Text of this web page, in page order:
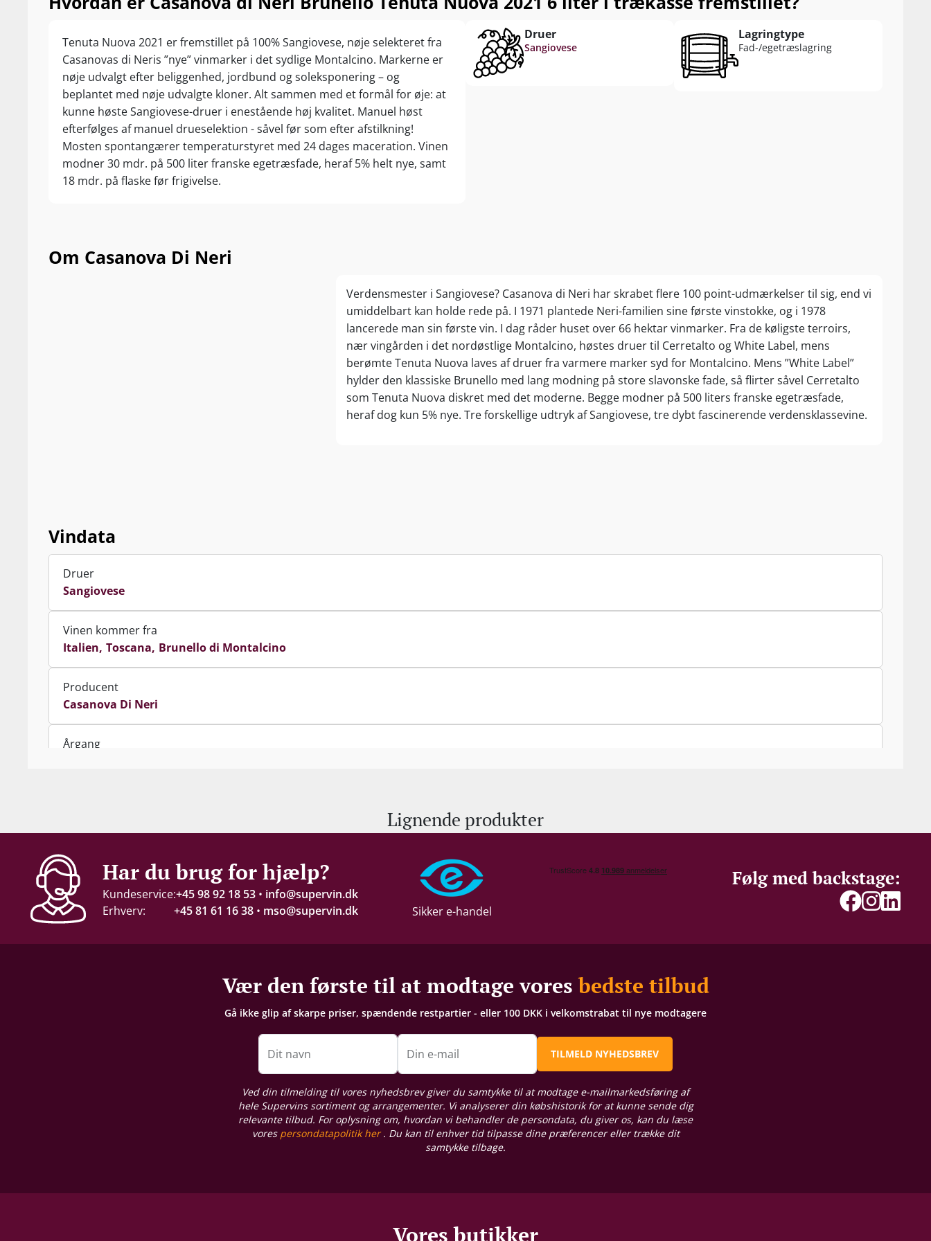
Tenuta Nuova 2021 er fremstillet på 100% Sangiovese, nøje selekteret fra
Casanovas di Neris ”nye” vinmarker i det sydlige Montalcino. Markerne er
nøje udvalgt efter beliggenhed, jordbund og soleksponering – og
beplantet med nøje udvalgte kloner. Alt sammen med et formål for øje: at
kunne høste Sangiovese-druer i enestående høj kvalitet. Manuel høst
efterfølges af manuel drueselektion - såvel før som efter afstilkning!
Mosten spontangærer temperaturstyret med 24 dages maceration. Vinen
modner 30 mdr. på 500 liter franske egetræsfade, heraf 5% helt nye, samt
18 mdr. på flaske før frigivelse.
Druer
Sangiovese
Lagringtype
Fad-/egetræslagring
Om Casanova Di Neri
Verdensmester i Sangiovese? Casanova di Neri har skrabet flere 100 point-udmærkelser til sig, end vi
umiddelbart kan holde rede på. I 1971 plantede Neri-familien sine første vinstokke, og i 1978
lancerede man sin første vin. I dag råder huset over 66 hektar vinmarker. Fra de køligste terroirs,
nær vingården i det nordøstlige Montalcino, høstes druer til Cerretalto og White Label, mens
berømte Tenuta Nuova laves af druer fra varmere marker syd for Montalcino. Mens ”White Label”
hylder den klassiske Brunello med lang modning på store slavonske fade, så flirter såvel Cerretalto
som Tenuta Nuova diskret med det moderne. Begge modner på 500 liters franske egetræsfade,
heraf dog kun 5% nye. Tre forskellige udtryk af Sangiovese, tre dybt fascinerende verdensklassevine.
Vindata
Druer
Sangiovese
Vinen kommer fra
Italien Toscana Brunello di Montalcino
Producent
Casanova Di Neri
Årgang
Servering
16-18°C
Gemmepotentiale
Lignende produkter
Har du brug for hjælp?
Kundeservice:+45 98 92 18 53 • info@supervin.dk
Erhverv:
+45 81 61 16 38 • mso@supervin.dk Sikker e-handel
Følg med backstage:
Vær den første til at modtage voresbedste tilbud
Gå ikke glip af skarpe priser, spændende restpartier - eller 100 DKK i velkomstrabat til nye modtagere
Dit navn Din e-mail TILMELD NYHEDSBREV
Ved din tilmelding til vores nyhedsbrev giver du samtykke til at modtage e-mailmarkedsføring af
hele Supervins sortiment og arrangementer. Vi analyserer din købshistorik for at kunne sende dig
relevante tilbud. For oplysning om, hvordan vi behandler de persondata, du giver os, kan du læse
vores persondatapolitik her. Du kan til enhver tid tilpasse dine præferencer eller trække dit
samtykke tilbage.
Vores butikker